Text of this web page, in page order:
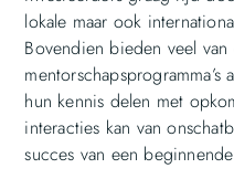
lokale maar ook
Bovendien bieden veel
hun kennis delen met
interacties kan van
succes van een